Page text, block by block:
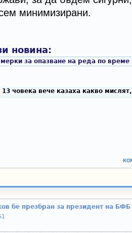
минимизирани.
новина:
мерки за опазване на реда по време
13 човека вече казаха какво
бе презбран за президент на БФБ